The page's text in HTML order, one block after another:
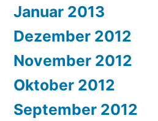
Januar 2013
Dezember 2012
November 2012
Oktober 2012
September 2012